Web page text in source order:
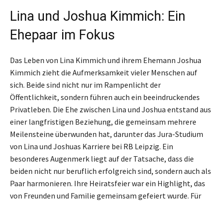
Lina und Joshua Kimmich: Ein
Ehepaar im Fokus
Das Leben von Lina Kimmich und ihrem Ehemann Joshua
Kimmich zieht die Aufmerksamkeit vieler Menschen auf
sich. Beide sind nicht nur im Rampenlicht der
Öffentlichkeit, sondern führen auch ein beeindruckendes
Privatleben. Die Ehe zwischen Lina und Joshua entstand aus
einer langfristigen Beziehung, die gemeinsam mehrere
Meilensteine überwunden hat, darunter das Jura-Studium
von Lina und Joshuas Karriere bei RB Leipzig. Ein
besonderes Augenmerk liegt auf der Tatsache, dass die
beiden nicht nur beruflich erfolgreich sind, sondern auch als
Paar harmonieren. Ihre Heiratsfeier war ein Highlight, das
von Freunden und Familie gemeinsam gefeiert wurde. Für